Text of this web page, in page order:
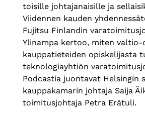
toisille johtajanaisille ja
Viidennen kauden
Fujitsu Finlandin
Ylinampa kertoo, miten valtio-
kauppatieteiden opiskelijasta
teknologiayhtiön
Podcastia juontavat Helsingin
kauppakamarin johtaja Saija
toimitusjohtaja Petra Erätuli.